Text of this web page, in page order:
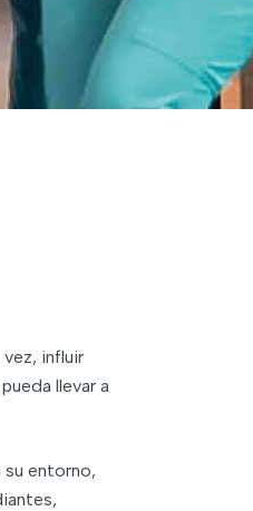
influir
llevar a
entorno,